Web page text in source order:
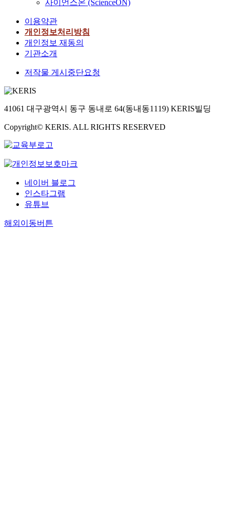
사이언스온 (ScienceON)
이용약관
개인정보처리방침
개인정보 재동의
기관소개
저작물 게시중단요청
41061 대구광역시 동구 동내로 64(동내동1119) KERIS빌딩
Copyright© KERIS. ALL RIGHTS RESERVED
네이버 블로그
인스타그램
유튜브
해외이동버튼